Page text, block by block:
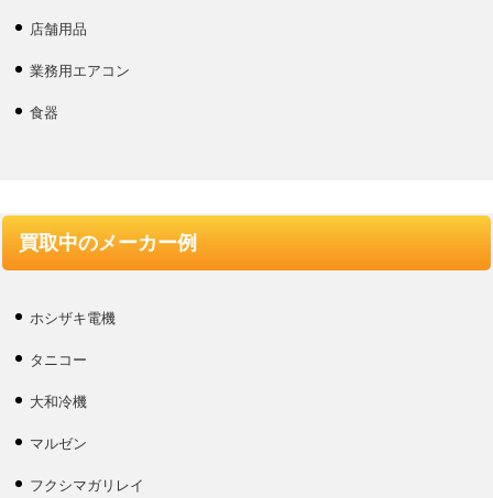
店舗用品
業務用エアコン
食器
買取中のメーカー例
ホシザキ電機
タニコー
大和冷機
マルゼン
フクシマガリレイ